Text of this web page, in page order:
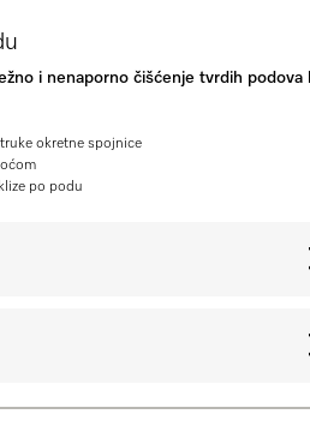
i nenaporno čišćenje tvrdih podova
okretne spojnice
po podu